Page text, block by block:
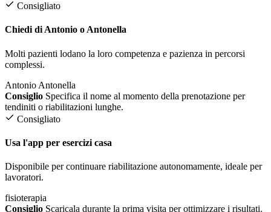
Consigliato
Chiedi di Antonio o Antonella
Molti pazienti lodano la loro competenza e pazienza in percorsi
complessi.
Antonio Antonella
Consiglio Specifica il nome al momento della prenotazione per
tendiniti o riabilitazioni lunghe.
Consigliato
Usa l'app per esercizi casa
Disponibile per continuare riabilitazione autonomamente, ideale per
lavoratori.
fisioterapia
Consiglio Scaricala durante la prima visita per ottimizzare i risultati.